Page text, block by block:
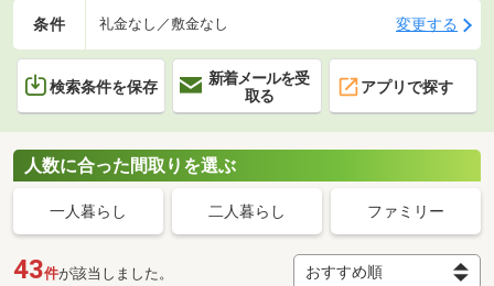
条件 礼金なし／敷金なし 変更する
検索条件を保存
新着メールを受
取る
アプリで探す
人数に合った間取りを選ぶ
一人暮らし 二人暮らし ファミリー
43件が該当しました。